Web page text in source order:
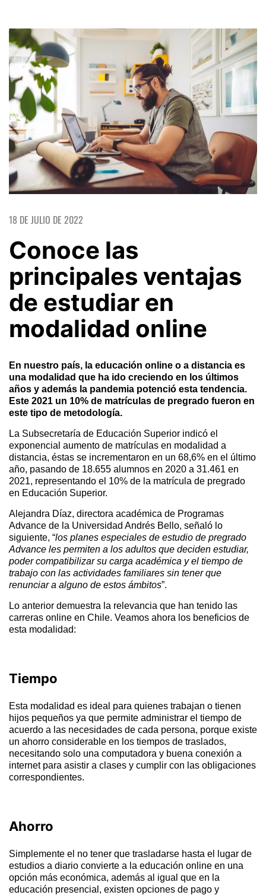
18 DE JULIO DE 2022
Conoce las
principales ventajas
de estudiar en
modalidad online
En nuestro país, la educación online o a distancia es
una modalidad que ha ido creciendo en los últimos
años y además la pandemia potenció esta tendencia.
Este 2021 un 10% de matrículas de pregrado fueron en
este tipo de metodología.
La Subsecretaría de Educación Superior indicó el
exponencial aumento de matrículas en modalidad a
distancia, éstas se incrementaron en un 68,6% en el último
año, pasando de 18.655 alumnos en 2020 a 31.461 en
2021, representando el 10% de la matrícula de pregrado
en Educación Superior.
Alejandra Díaz, directora académica de Programas
Advance de la Universidad Andrés Bello, señaló lo
siguiente, “los planes especiales de estudio de pregrado
Advance les permiten a los adultos que deciden estudiar,
poder compatibilizar su carga académica y el tiempo de
trabajo con las actividades familiares sin tener que
renunciar a alguno de estos ámbitos”.
Lo anterior demuestra la relevancia que han tenido las
carreras online en Chile. Veamos ahora los beneficios de
esta modalidad:
Tiempo
Esta modalidad es ideal para quienes trabajan o tienen
hijos pequeños ya que permite administrar el tiempo de
acuerdo a las necesidades de cada persona, porque existe
un ahorro considerable en los tiempos de traslados,
necesitando solo una computadora y buena conexión a
internet para asistir a clases y cumplir con las obligaciones
correspondientes.
Ahorro
Simplemente el no tener que trasladarse hasta el lugar de
estudios a diario convierte a la educación online en una
opción más económica, además al igual que en la
educación presencial, existen opciones de pago y